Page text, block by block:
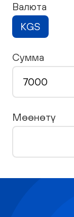
Валюта
KGS
Сумма
Мөөнөтү